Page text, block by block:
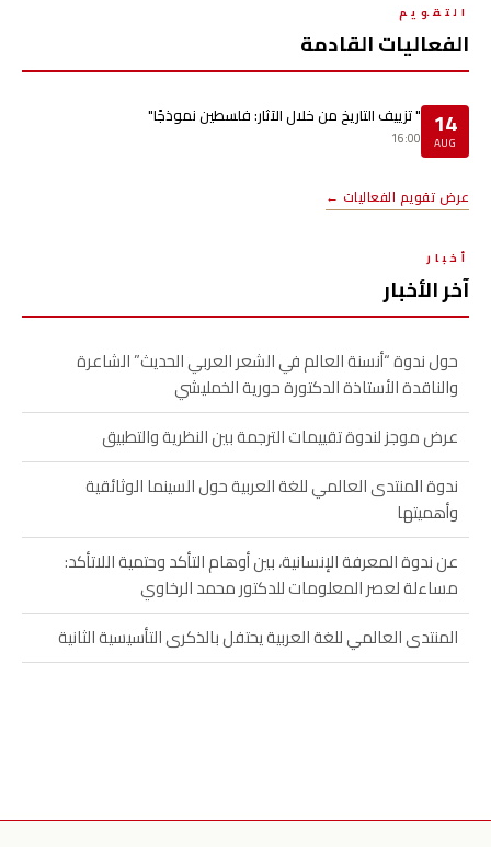
التقويم
الفعاليات القادمة
14
AUG
" تزييف التاريخ من خلال الآثار: فلسطين نموذجًا"
16:00
عرض تقويم الفعاليات ←
أخبار
آخر الأخبار
حول ندوة “أنسنة العالم في الشعر العربي الحديث” الشاعرة
والناقدة الأستاذة الدكتورة حورية الخمليشي
عرض موجز لندوة تقييمات الترجمة بين النظرية والتطبيق
ندوة المنتدى العالمي للغة العربية حول السينما الوثائقية
وأهميتها
عن ندوة المعرفة الإنسانية، بين أوهام التأكد وحتمية اللاتأكد:
مساءلة لعصر المعلومات للدكتور محمد الرخاوي
المنتدى العالمي للغة العربية يحتفل بالذكرى التأسيسية الثانية